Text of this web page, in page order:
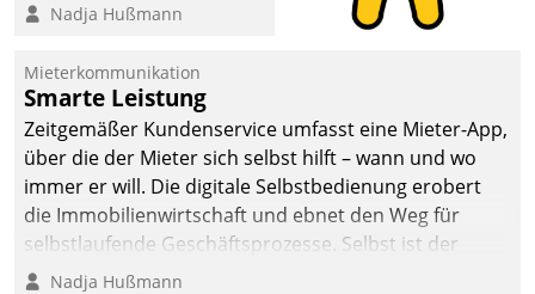
methodisch
Quartier. Dazwischen
zeigte Datatrain, was es
Neues zu bieten hat.
Nadja Hußmann
Mieterkommunikation
Smarte Leistung
Zeitgemäßer Kundenservice umfasst eine Mieter-App,
über die der Mieter sich selbst hilft – wann und wo
immer er will. Die digitale Selbstbedienung erobert
die Immobilienwirtschaft und ebnet den Weg für
selbstlaufende Geschäftsprozesse. Selbst ist der
Kunde und smart der Serviceanbieter.
Nadja Hußmann